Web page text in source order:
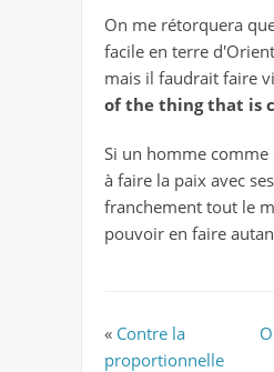
On me rétorquera
facile en terre
mais il faudrait faire
of the thing that is
Si un homme comme
à faire la paix avec
franchement tout le
pouvoir en faire
« Contre la
proportionnelle